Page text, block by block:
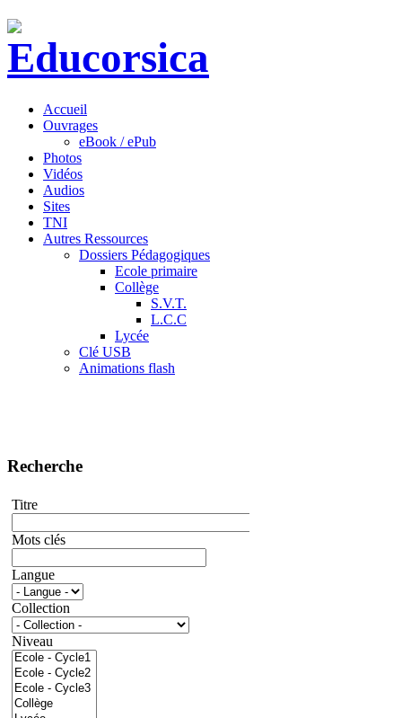
Accueil
Ouvrages
eBook / ePub
Photos
Vidéos
Audios
Sites
TNI
Autres Ressources
Dossiers Pédagogiques
Ecole primaire
Collège
S.V.T.
L.C.C
Lycée
Clé USB
Animations flash
Recherche
Titre
Mots clés
Langue
Collection
Niveau